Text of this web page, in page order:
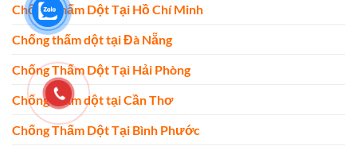
Chống Thấm Dột Tại Hồ Chí Minh
Chống thấm dột tại Đà Nẵng
Chống Thấm Dột Tại Hải Phòng
Chống thấm dột tại Cần Thơ
Chống Thấm Dột Tại Bình Phước